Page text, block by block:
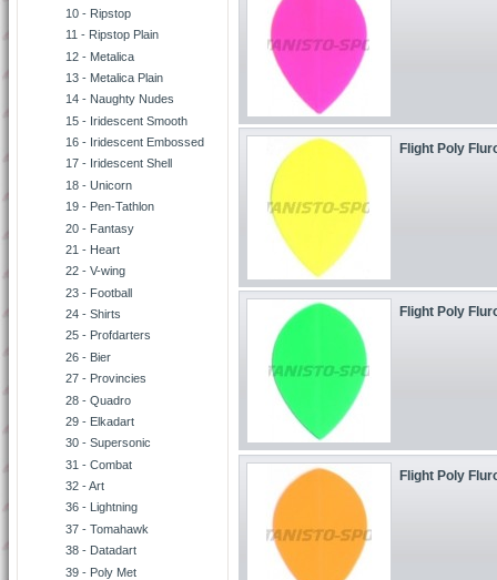
10 - Ripstop
11 - Ripstop Plain
12 - Metalica
13 - Metalica Plain
14 - Naughty Nudes
15 - Iridescent Smooth
16 - Iridescent Embossed
17 - Iridescent Shell
18 - Unicorn
19 - Pen-Tathlon
20 - Fantasy
21 - Heart
22 - V-wing
23 - Football
24 - Shirts
25 - Profdarters
26 - Bier
27 - Provincies
28 - Quadro
29 - Elkadart
30 - Supersonic
31 - Combat
32 - Art
36 - Lightning
37 - Tomahawk
38 - Datadart
39 - Poly Met
Flight Poly
Flight Poly
Flight Poly